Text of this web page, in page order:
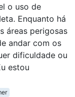
o uso de
Enquanto há
áreas perigosas
andar com os
dificuldade ou
estou